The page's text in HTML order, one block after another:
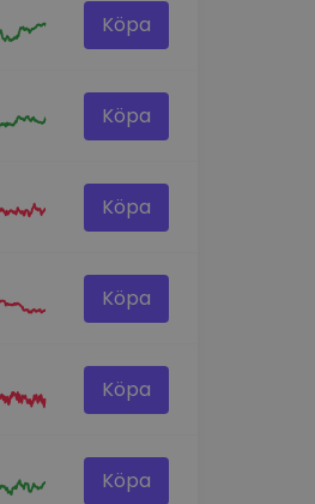
Köpa
Köpa
Köpa
Köpa
Köpa
Köpa